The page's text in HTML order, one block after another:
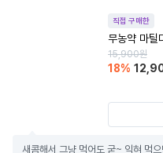
직접 구매한
무농약 마틸
15,900원
18%
새콤해서 그냥 먹어도 굳~ 익혀 먹